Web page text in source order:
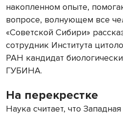
накопленном опыте,
вопросе, волнующем все
«Советской Сибири»
сотрудник Института
РАН кандидат
ГУБИНА.
На перекрестке
Наука считает, что